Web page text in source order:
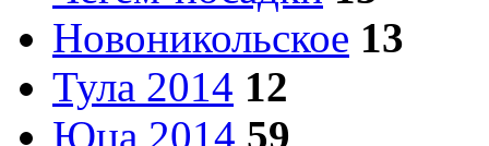
Новоникольское 13
Тула 2014 12
Юца 2014 59